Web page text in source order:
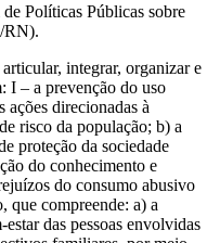
Políticas Públicas sobre
RN).
integrar, organizar e
I – a prevenção do uso
ações direcionadas à
risco da população; b) a
proteção da sociedade
do conhecimento e
do consumo abusivo
que compreende: a) a
das pessoas envolvidas